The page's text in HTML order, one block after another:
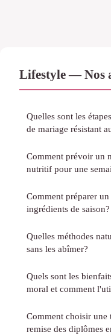
Lifestyle — Nos
Quelles sont les
de mariage résistant
Comment prévoir un
nutritif pour une
Comment préparer
ingrédients de saison?
Quelles méthodes
sans les abîmer?
Quels sont les
moral et comment
Comment choisir une
remise des diplômes